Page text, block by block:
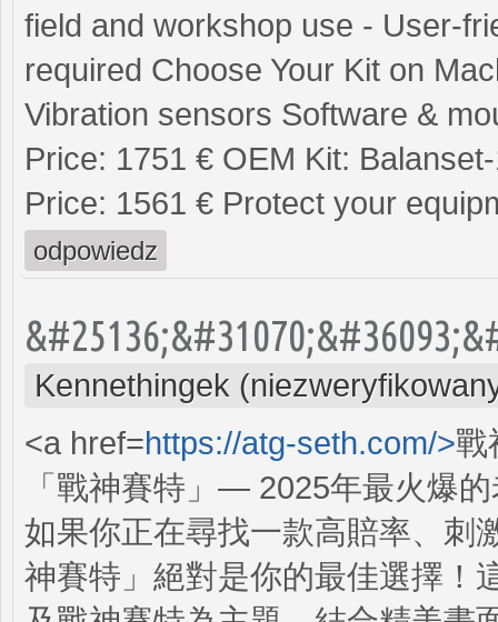
field and workshop use - User-
required Choose Your Kit on
Vibration sensors Software &
Price: 1751 € OEM Kit:
Price: 1561 € Protect your
odpowiedz
Kennethingek
<a href=https://atg-seth.com/>戰
「戰神賽特」— 2025年最火爆
如果你正在尋找一款高賠率、刺
神賽特」絕對是你的最佳選擇！